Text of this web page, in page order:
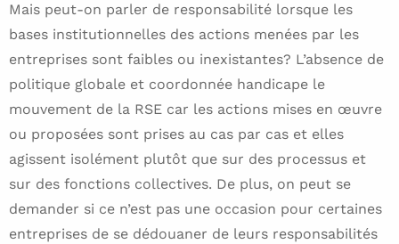
Mais peut-on parler de responsabilité lorsque les
bases institutionnelles des actions menées par les
entreprises sont faibles ou inexistantes? L’absence de
politique globale et coordonnée handicape le
mouvement de la RSE car les actions mises en œuvre
ou proposées sont prises au cas par cas et elles
agissent isolément plutôt que sur des processus et
sur des fonctions collectives. De plus, on peut se
demander si ce n’est pas une occasion pour certaines
entreprises de se dédouaner de leurs responsabilités